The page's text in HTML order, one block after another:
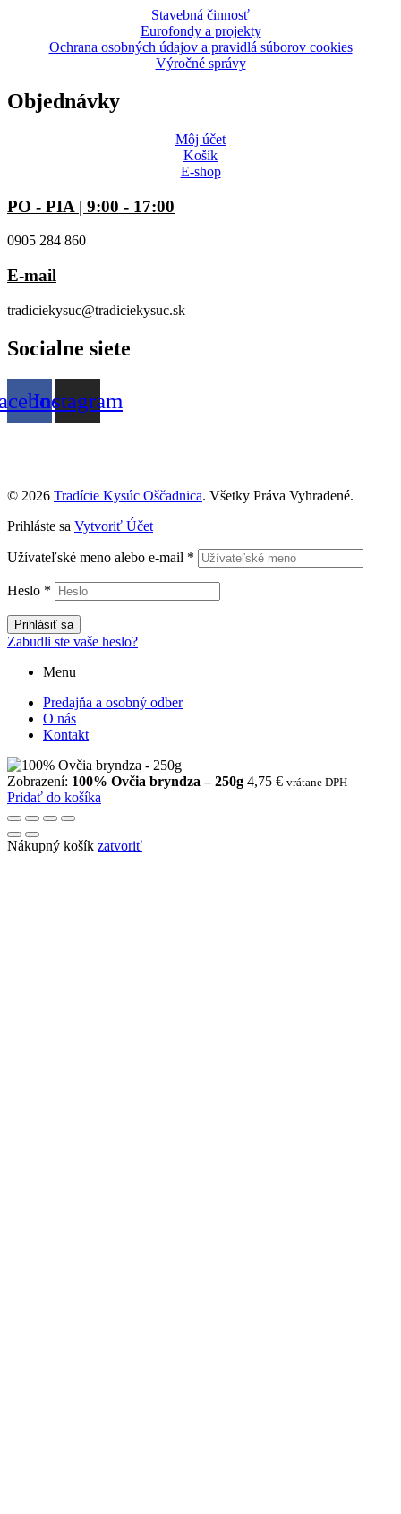
Stavebná činnosť
Eurofondy a projekty
Ochrana osobných údajov a pravidlá súborov cookies
Výročné správy
Objednávky
Môj účet
Košík
E-shop
PO - PIA | 9:00 - 17:00
0905 284 860
E-mail
tradiciekysuc@tradiciekysuc.sk
Socialne siete
Instagram
© 2026 Tradície Kysúc Oščadnica. Všetky Práva Vyhradené.
Prihláste sa Vytvoriť Účet
Užívateľské meno alebo e-mail *
Heslo *
Prihlásiť sa
Zabudli ste vaše heslo?
Menu
Predajňa a osobný odber
O nás
Kontakt
Zobrazení: 100% Ovčia bryndza – 250g 4,75 € vrátane DPH
Pridať do košíka
Nákupný košík zatvoriť